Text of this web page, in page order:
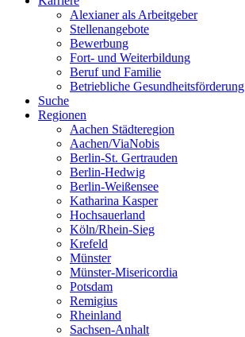
Alexianer als Arbeitgeber
Stellenangebote
Bewerbung
Fort- und Weiterbildung
Beruf und Familie
Betriebliche Gesundheitsförderung
Suche
Regionen
Aachen Städteregion
Aachen/ViaNobis
Berlin-St. Gertrauden
Berlin-Hedwig
Berlin-Weißensee
Katharina Kasper
Hochsauerland
Köln/Rhein-Sieg
Krefeld
Münster
Münster-Misericordia
Potsdam
Remigius
Rheinland
Sachsen-Anhalt